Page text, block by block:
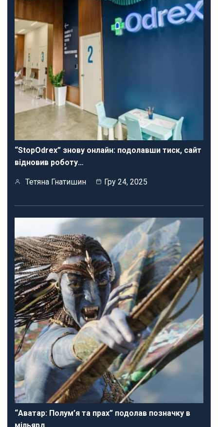
“StopOdrex” знову онлайн: подолавши тиск, сайт
відновив роботу…
Тетяна Гнатишин Гру 24, 2025
“Аватар: Полум’я та прах” подолав позначку в
мільярд…